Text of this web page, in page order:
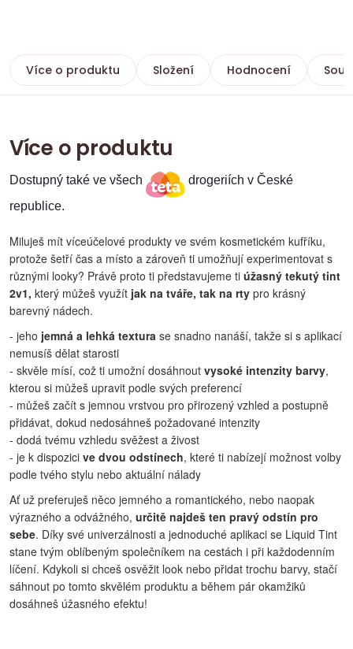
Více o produktu Složení Hodnocení
Více o produktu
Dostupný také ve všech
drogeriích v České
republice.
Miluješ mít víceúčelové produkty ve svém kosmetickém kufříku,
protože šetří čas a místo a zároveň ti umožňují experimentovat s
různými looky? Právě proto ti představujeme ti úžasný tekutý tint
2v1, který můžeš využít jak na tváře, tak na rty pro krásný
barevný nádech.
- jeho jemná a lehká textura se snadno nanáší, takže si s aplikací
nemusíš dělat starosti
- skvěle mísí, což ti umožní dosáhnout vysoké intenzity barvy,
kterou si můžeš upravit podle svých preferencí
- můžeš začít s jemnou vrstvou pro přirozený vzhled a postupně
přidávat, dokud nedosáhneš požadované intenzity
- dodá tvému vzhledu svěžest a živost
- je k dispozici ve dvou odstínech, které ti nabízejí možnost volby
podle tvého stylu nebo aktuální nálady
Ať už preferuješ něco jemného a romantického, nebo naopak
výrazného a odvážného, určitě najdeš ten pravý odstín pro
sebe. Díky své univerzálnosti a jednoduché aplikaci se Liquid Tint
stane tvým oblíbeným společníkem na cestách i při každodenním
líčení. Kdykoli si chceš osvěžit look nebo přidat trochu barvy, stačí
sáhnout po tomto skvělém produktu a během pár okamžiků
dosáhneš úžasného efektu!